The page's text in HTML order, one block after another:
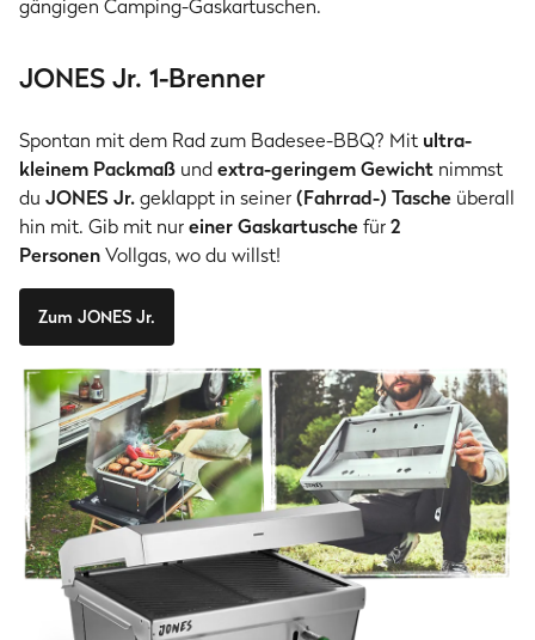
gängigen Camping-Gaskartuschen.
JONES Jr. 1-Brenner
Spontan mit dem Rad zum Badesee-BBQ? Mit ultra-
kleinem Packmaß undextra-geringem Gewicht nimmst
du JONES Jr.geklappt in seiner(Fahrrad-) Tasche überall
hin mit. Gib mit nureiner Gaskartuschefür2
PersonenVollgas, wo du willst!
Zum JONES Jr.